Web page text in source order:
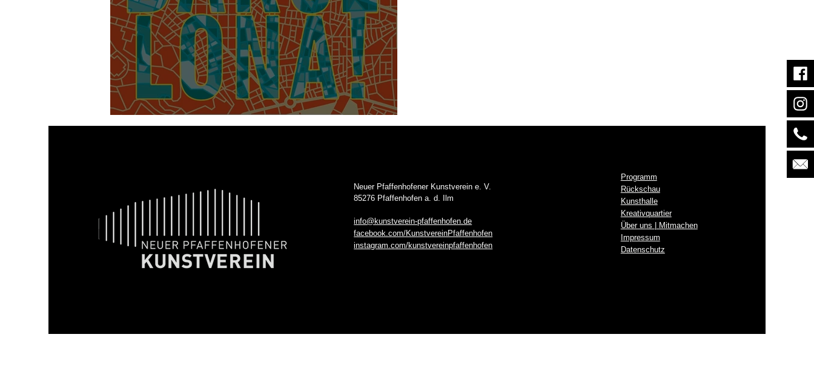
2019 - ¡Mira Barcelona!
Neuer Pfaffenhofener Kunstverein e. V.
85276 Pfaffenhofen a. d. Ilm
info@kunstverein-pfaffenhofen.de
facebook.com/KunstvereinPfaffenhofen
instagram.com/kunstvereinpfaffenhofen
Programm
Rückschau
Kunsthalle
Kreativquartier
Über uns | Mitmachen
Impressum
Datenschutz